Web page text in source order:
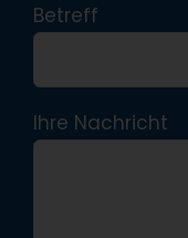
Betreff
Ihre Nachricht